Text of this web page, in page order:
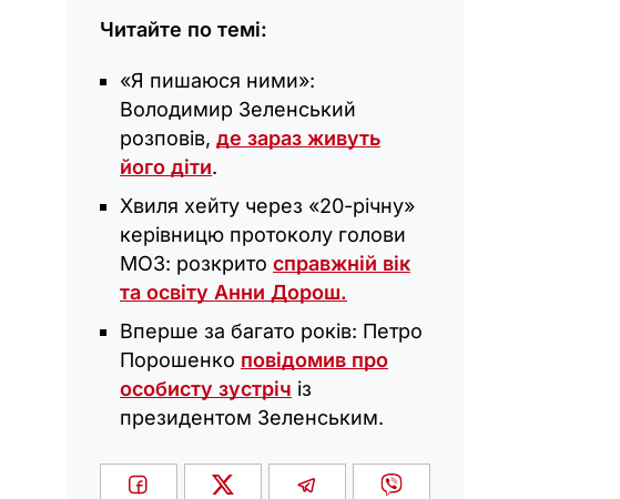
Читайте по темі:
«Я пишаюся ними»:
Володимир Зеленський
розповів, де зараз живуть
його діти.
Хвиля хейту через «20-річну»
керівницю протоколу голови
МОЗ: розкрито справжній вік
та освіту Анни Дорош.
Вперше за багато років: Петро
Порошенко повідомив про
особисту зустріч із
президентом Зеленським.